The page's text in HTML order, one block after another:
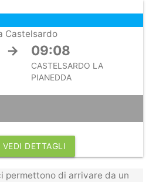
Castelsardo
→ 09:08
CASTELSARDO LA
PIANEDDA
VEDI DETTAGLI
permettono di arrivare da un